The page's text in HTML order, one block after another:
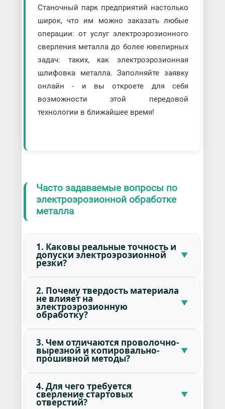
Станочный парк предприятий настолько
широк, что им можно заказать любые
операции: от услуг электроэрозионного
сверления металла до более ювелирных
задач: таких, как электроэрозионная
шлифовка металла. Заполняйте заявку
онлайн - и вы откроете для себя
возможности этой передовой
технологии в ближайшее время!
Часто задаваемые вопросы по
электроэрозионной обработке
металла
1. Каковы реальные точность и
допуски электроэрозионной
резки?
2. Почему твердость материала
не влияет на
электроэрозионную
обработку?
3. Чем отличаются проволочно-
вырезной и копировально-
прошивной методы?
4. Для чего требуется
сверление стартовых
отверстий?